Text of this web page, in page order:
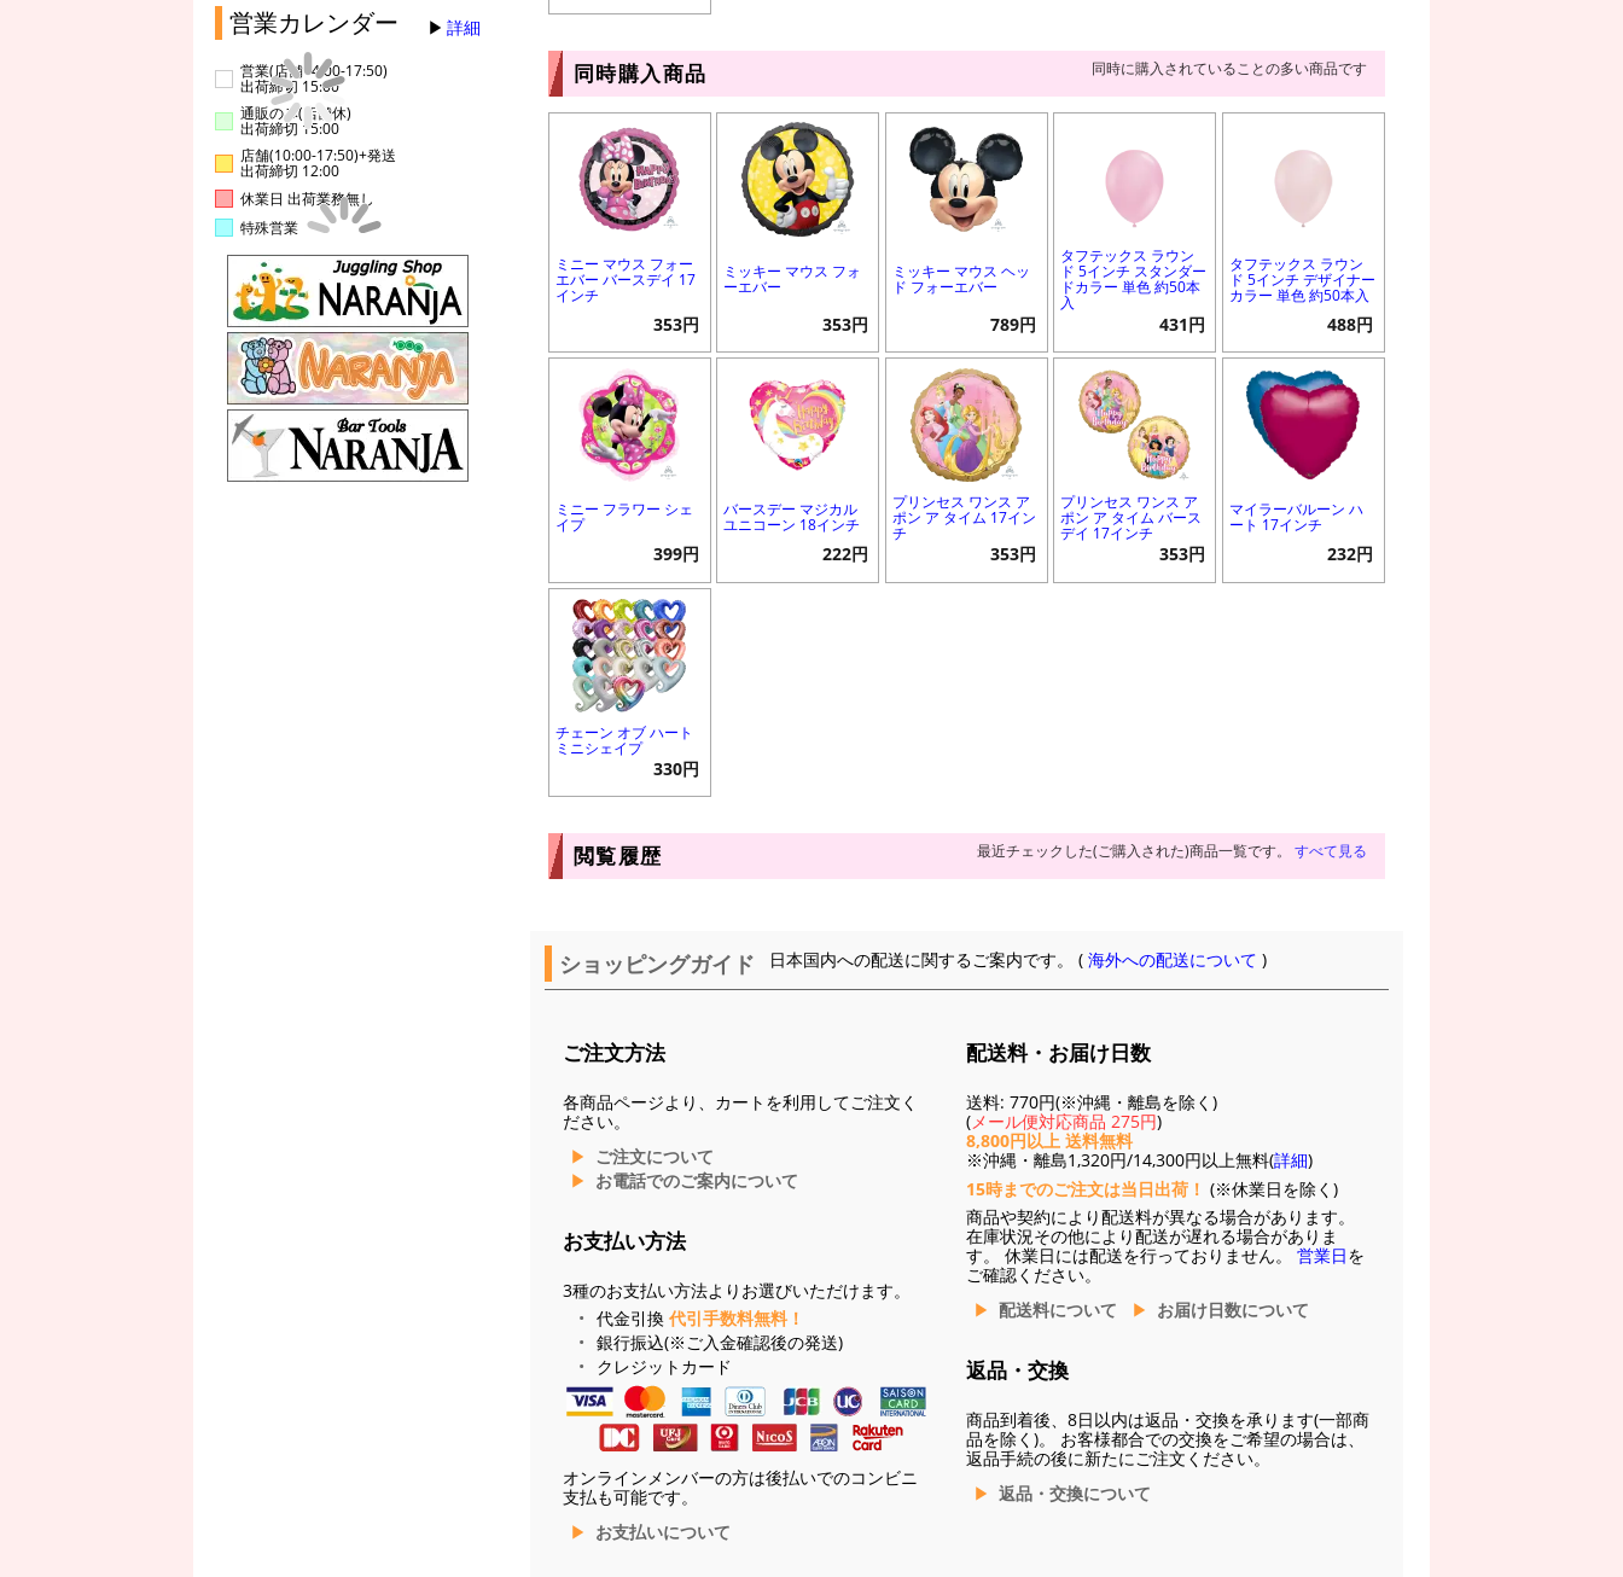
営業カレンダー 詳細
営業(店舗14:00-17:50)
出荷締切 15:00
通販のみ(店舗休)
出荷締切 15:00
店舗(10:00-17:50)+発送
出荷締切 12:00
休業日 出荷業務無し
特殊営業
同時購入商品 同時に購入されていることの多い商品です
ミニー マウス フォー
エバー バースデイ 17
インチ
353円
ミッキー マウス フォ
ーエバー
353円
ミッキー マウス ヘッ
ド フォーエバー
789円
タフテックス ラウン
ド 5インチ スタンダー
ドカラー 単色 約50本
入
431円
タフテックス ラウン
ド 5インチ デザイナー
カラー 単色 約50本入
488円
ミニー フラワー シェ
イプ
399円
バースデー マジカル
ユニコーン 18インチ
222円
プリンセス ワンス ア
ポン ア タイム 17イン
チ
353円
プリンセス ワンス ア
ポン ア タイム バース
デイ 17インチ
353円
マイラーバルーン ハ
ート 17インチ
232円
チェーン オブ ハート
ミニシェイプ
330円
閲覧履歴 最近チェックした(ご購入された)商品一覧です。 すべて見る
ショッピングガイド 日本国内への配送に関するご案内です。 (海外への配送について )
ご注文方法
各商品ページより、カートを利用してご注文く
ださい。
ご注文について
お電話でのご案内について
お支払い方法
3種のお支払い方法よりお選びいただけます。
代金引換 代引手数料無料！
銀行振込(※ご入金確認後の発送)
クレジットカード
オンラインメンバーの方は後払いでのコンビニ
支払も可能です。
お支払いについて
配送料・お届け日数
送料: 770円(※沖縄・離島を除く)
(メール便対応商品 275円)
8,800円以上 送料無料
※沖縄・離島1,320円/14,300円以上無料(詳細)
15時までのご注文は当日出荷！ (※休業日を除く)
商品や契約により配送料が異なる場合があります。
在庫状況その他により配送が遅れる場合がありま
す。 休業日には配送を行っておりません。 営業日を
ご確認ください。
配送料について
お届け日数について
返品・交換
商品到着後、8日以内は返品・交換を承ります(一部商
品を除く)。 お客様都合での交換をご希望の場合は、
返品手続の後に新たにご注文ください。
返品・交換について